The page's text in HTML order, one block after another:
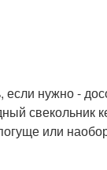
нужно -
свекольник
или